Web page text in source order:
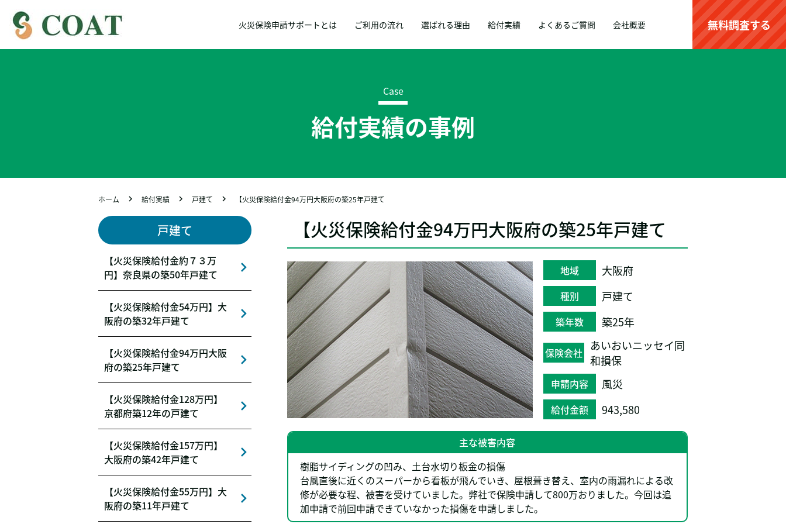
火災保険申請サポートとは ご利用の流れ 選ばれる理由 給付実績 よくあるご質問 会社概要 無料調査する
Case
給付実績の事例
ホーム 給付実績 戸建て 【火災保険給付金94万円大阪府の築25年戸建て
【火災保険給付金94万円大阪府の築25年戸建て
地域 大阪府
種別 戸建て
築年数 築25年
保険会社
あいおいニッセイ同
和損保
申請内容 風災
給付金額 943,580
主な被害内容
樹脂サイディングの凹み、土台水切り板金の損傷
台風直後に近くのスーパーから看板が飛んでいき、屋根葺き替え、室内の雨漏れによる改
修が必要な程、被害を受けていました。弊社で保険申請して800万おりました。今回は追
加申請で前回申請できていなかった損傷を申請しました。
戸建て
【火災保険給付金約７３万
円】奈良県の築50年戸建て
【火災保険給付金54万円】大
阪府の築32年戸建て
【火災保険給付金94万円大阪
府の築25年戸建て
【火災保険給付金128万円】
京都府築12年の戸建て
【火災保険給付金157万円】
大阪府の築42年戸建て
【火災保険給付金55万円】大
阪府の築11年戸建て